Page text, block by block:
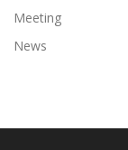
Meeting
News